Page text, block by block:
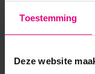
Toestemming
Deze website